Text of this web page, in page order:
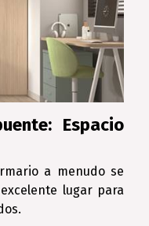
Espacio
a menudo se
lugar para